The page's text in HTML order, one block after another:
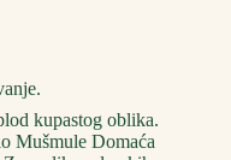
kupastog oblika.
Mušmule Domaća